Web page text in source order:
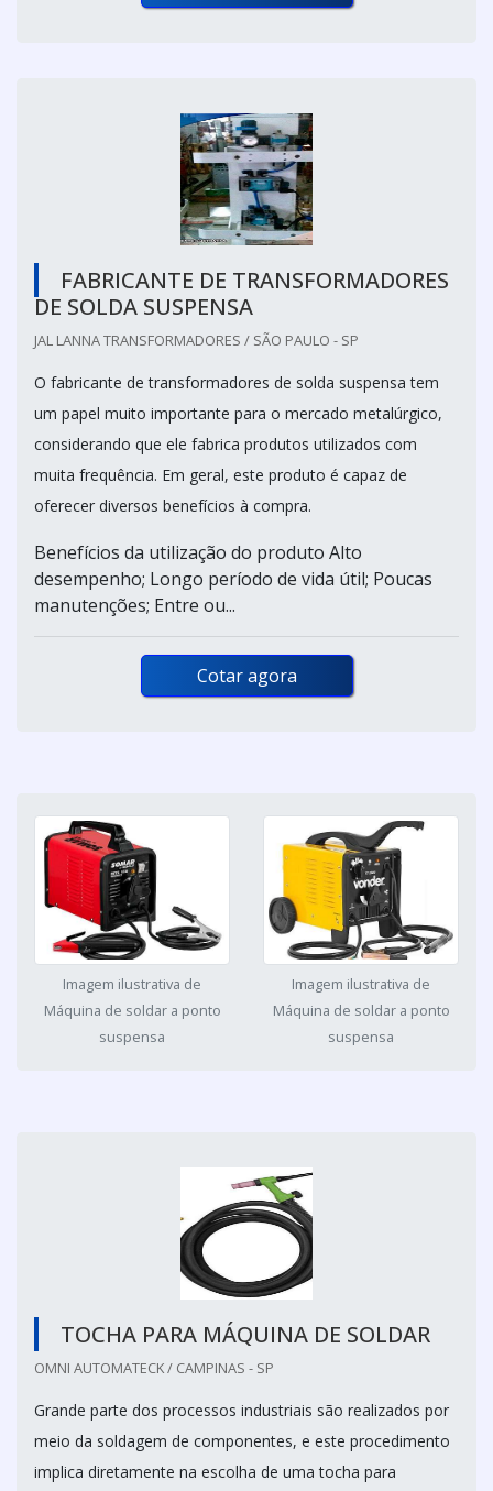
FABRICANTE DE TRANSFORMADORES
DE SOLDA SUSPENSA
JAL LANNA TRANSFORMADORES / SÃO PAULO - SP
O fabricante de transformadores de solda suspensa tem
um papel muito importante para o mercado metalúrgico,
considerando que ele fabrica produtos utilizados com
muita frequência. Em geral, este produto é capaz de
oferecer diversos benefícios à compra.
Benefícios da utilização do produto Alto
desempenho; Longo período de vida útil; Poucas
manutenções; Entre ou...
Cotar agora
Imagem ilustrativa de
Máquina de soldar a ponto
suspensa
Imagem ilustrativa de
Máquina de soldar a ponto
suspensa
TOCHA PARA MÁQUINA DE SOLDAR
OMNI AUTOMATECK / CAMPINAS - SP
Grande parte dos processos industriais são realizados por
meio da soldagem de componentes, e este procedimento
implica diretamente na escolha de uma tocha para